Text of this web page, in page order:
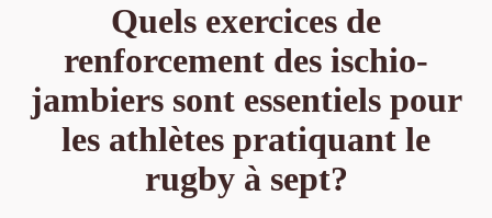
Quels exercices de
renforcement des ischio-
jambiers sont essentiels pour
les athlètes pratiquant le
rugby à sept?